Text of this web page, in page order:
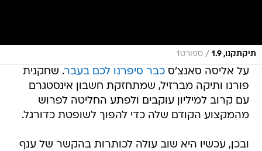
תיקתקנו, 1.9 / ספורט1
על אליסה סאנצ'סכבר סיפרנו לכם בעבר. שחקנית
פורנו ותיקה מברזיל, שמתחזקת חשבון אינסטגרם
עם קרוב למיליון עוקבים ולפתע החליטה לפרוש
מהמקצוע הקודם שלה כדי להפוך לשופטת כדורגל.
ובכן, עכשיו היא שוב עולה לכותרות בהקשר של ענף